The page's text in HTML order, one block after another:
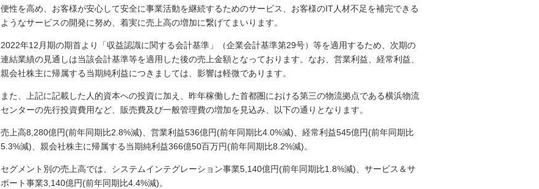
便性を高め、お客様が安心して安全に事業活動を継続するためのサービス、お客様のIT人材不足を補完できる
ようなサービスの開発に努め、着実に売上高の増加に繋げてまいります。
2022年12月期の期首より「収益認識に関する会計基準」（企業会計基準第29号）等を適用するため、次期の
連結業績の見通しは当該会計基準等を適用した後の売上金額となっております。なお、営業利益、経常利益、
親会社株主に帰属する当期純利益につきましては、影響は軽微であります。
また、上記に記載した人的資本への投資に加え、昨年稼働した首都圏における第三の物流拠点である横浜物流
センターの先行投資費用など、販売費及び一般管理費の増加を見込み、以下の通りとなります。
売上高8,280億円(前年同期比2.8%減)、営業利益536億円(前年同期比4.0%減)、経常利益545億円(前年同期比
5.3%減)、親会社株主に帰属する当期純利益366億50百万円(前年同期比8.2%減)。
セグメント別の売上高では、システムインテグレーション事業5,140億円(前年同期比1.8%減)、サービス＆サ
ポート事業3,140億円(前年同期比4.4%減)。